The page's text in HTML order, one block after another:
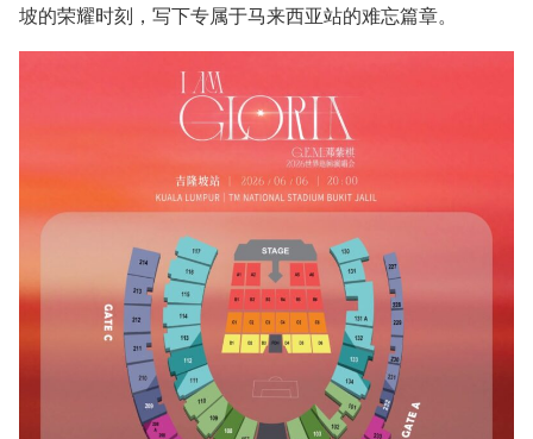
坡的荣耀时刻，写下专属于马来西亚站的难忘篇章。